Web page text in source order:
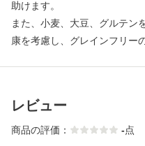
助けます。
また、小麦、大豆、グルテン
康を考慮し、グレインフリー
レビュー
商品の評価： -点